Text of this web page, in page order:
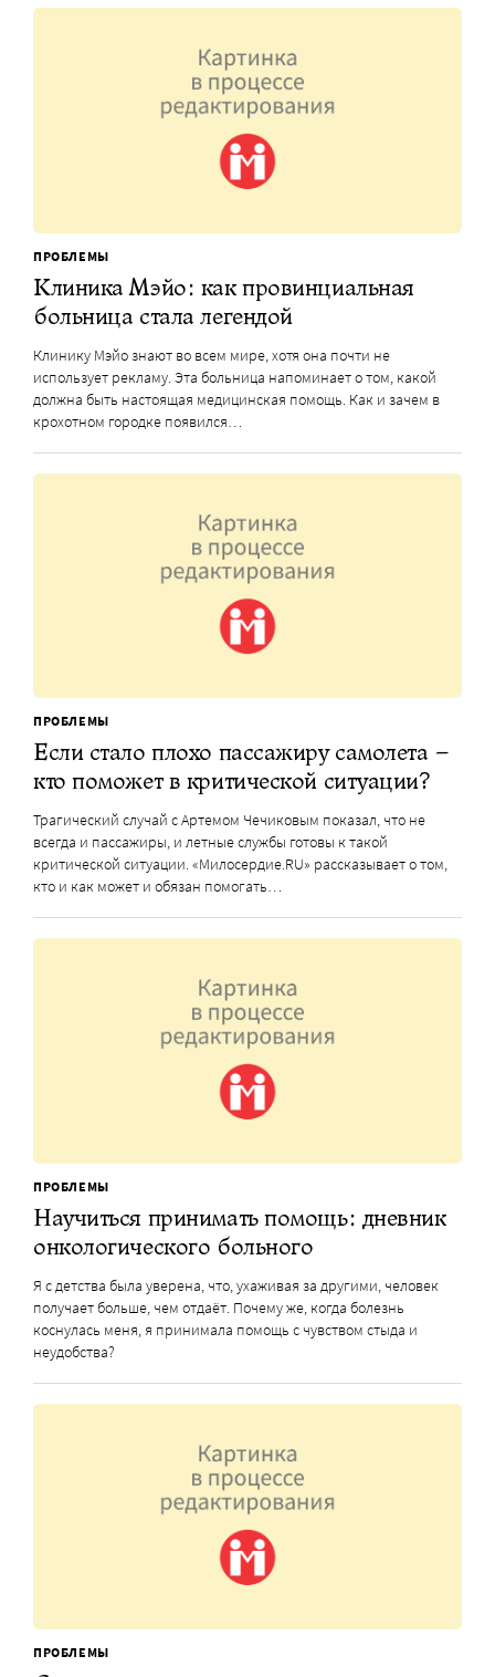
ПРОБЛЕМЫ
Клиника Мэйо: как провинциальная
больница стала легендой
Клинику Мэйо знают во всем мире, хотя она почти не
использует рекламу. Эта больница напоминает о том, какой
должна быть настоящая медицинская помощь. Как и зачем в
крохотном городке появился…
ПРОБЛЕМЫ
Если стало плохо пассажиру самолета –
кто поможет в критической ситуации?
Трагический случай с Артемом Чечиковым показал, что не
всегда и пассажиры, и летные службы готовы к такой
критической ситуации. «Милосердие.RU» рассказывает о том,
кто и как может и обязан помогать…
ПРОБЛЕМЫ
Научиться принимать помощь: дневник
онкологического больного
Я с детства была уверена, что, ухаживая за другими, человек
получает больше, чем отдаёт. Почему же, когда болезнь
коснулась меня, я принимала помощь с чувством стыда и
неудобства?
ПРОБЛЕМЫ